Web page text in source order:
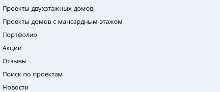
Проекты двухэтажных домов
Проекты домов с мансардным этажом
Портфолио
Акции
Отзывы
Поиск по проектам
Новости